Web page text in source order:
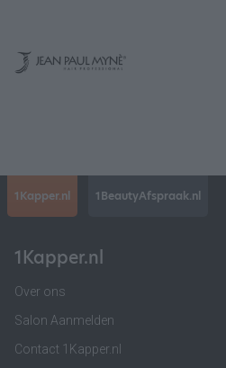
1Kapper.nl 1BeautyAfspraak.nl
1Kapper.nl
Over ons
Salon Aanmelden
Contact 1Kapper.nl